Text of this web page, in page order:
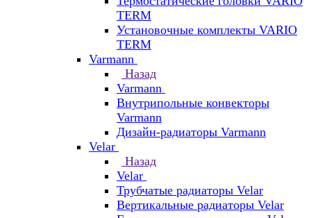
TERM
Установочные комплекты VARIO
TERM
Varmann
Назад
Varmann
Внутрипольные конвекторы
Varmann
Дизайн-радиаторы Varmann
Velar
Назад
Velar
Трубчатые радиаторы Velar
Вертикальные радиаторы Velar